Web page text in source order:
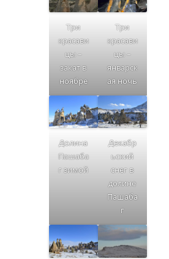
Три
красави
цы –
закат в
ноябре
Три
красави
цы –
январск
ая ночь
Долина
Пашаба
г зимой
Декабр
ьский
снег в
долине
Пашаба
г